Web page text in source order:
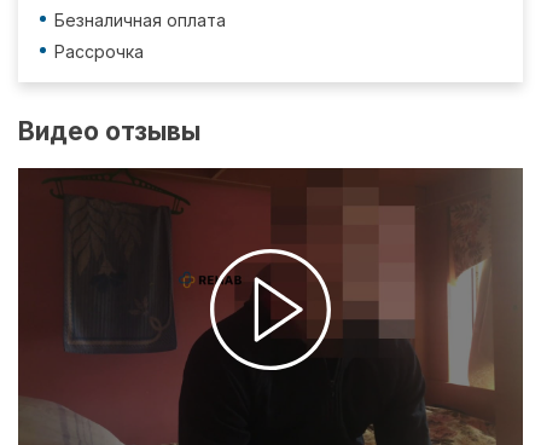
Безналичная оплата
Рассрочка
Видео отзывы